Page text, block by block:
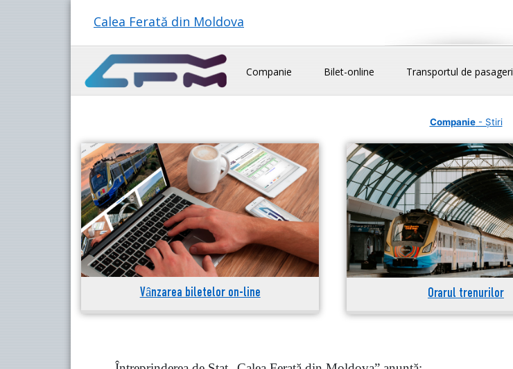
Calea Ferată din Moldova
Companie Bilet-online Transportul de pasageri
Companie- Știri
Vânzarea biletelor on-line Orarul trenurilor